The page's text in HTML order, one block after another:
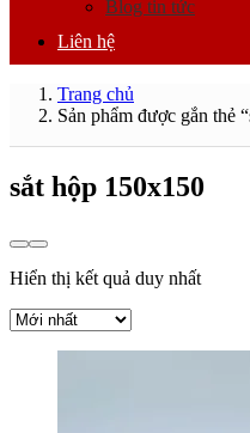
Blog tin tức
Liên hệ
Trang chủ
Sản phẩm được gắn thẻ
sắt hộp 150x150
Hiển thị kết quả duy nhất